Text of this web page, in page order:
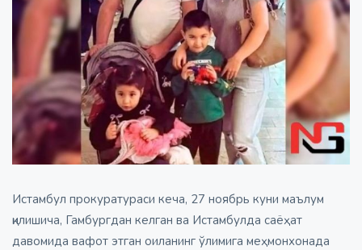
Истамбул прокуратураси кеча, 27 ноябрь куни маълум
қилишича, Гамбургдан келган ва Истамбулда саёҳат
давомида вафот этган оиланинг ўлимига меҳмонхонада